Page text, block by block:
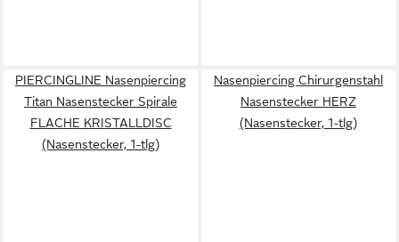
PIERCINGLINE Nasenpiercing
Titan Nasenstecker Spirale
FLACHE KRISTALLDISC
(Nasenstecker, 1-tlg)
Nasenpiercing Chirurgenstahl
Nasenstecker HERZ
(Nasenstecker, 1-tlg)